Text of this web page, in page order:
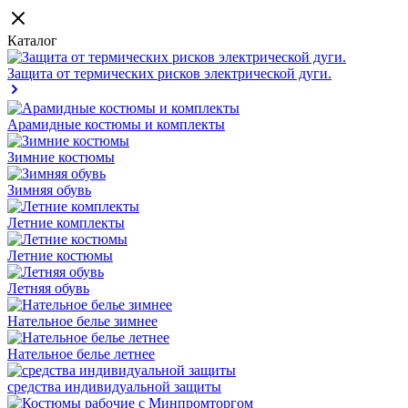
Каталог
Защита от термических рисков электрической дуги.
Арамидные костюмы и комплекты
Зимние костюмы
Зимняя обувь
Летние комплекты
Летние костюмы
Летняя обувь
Нательное белье зимнее
Нательное белье летнее
средства индивидуальной защиты